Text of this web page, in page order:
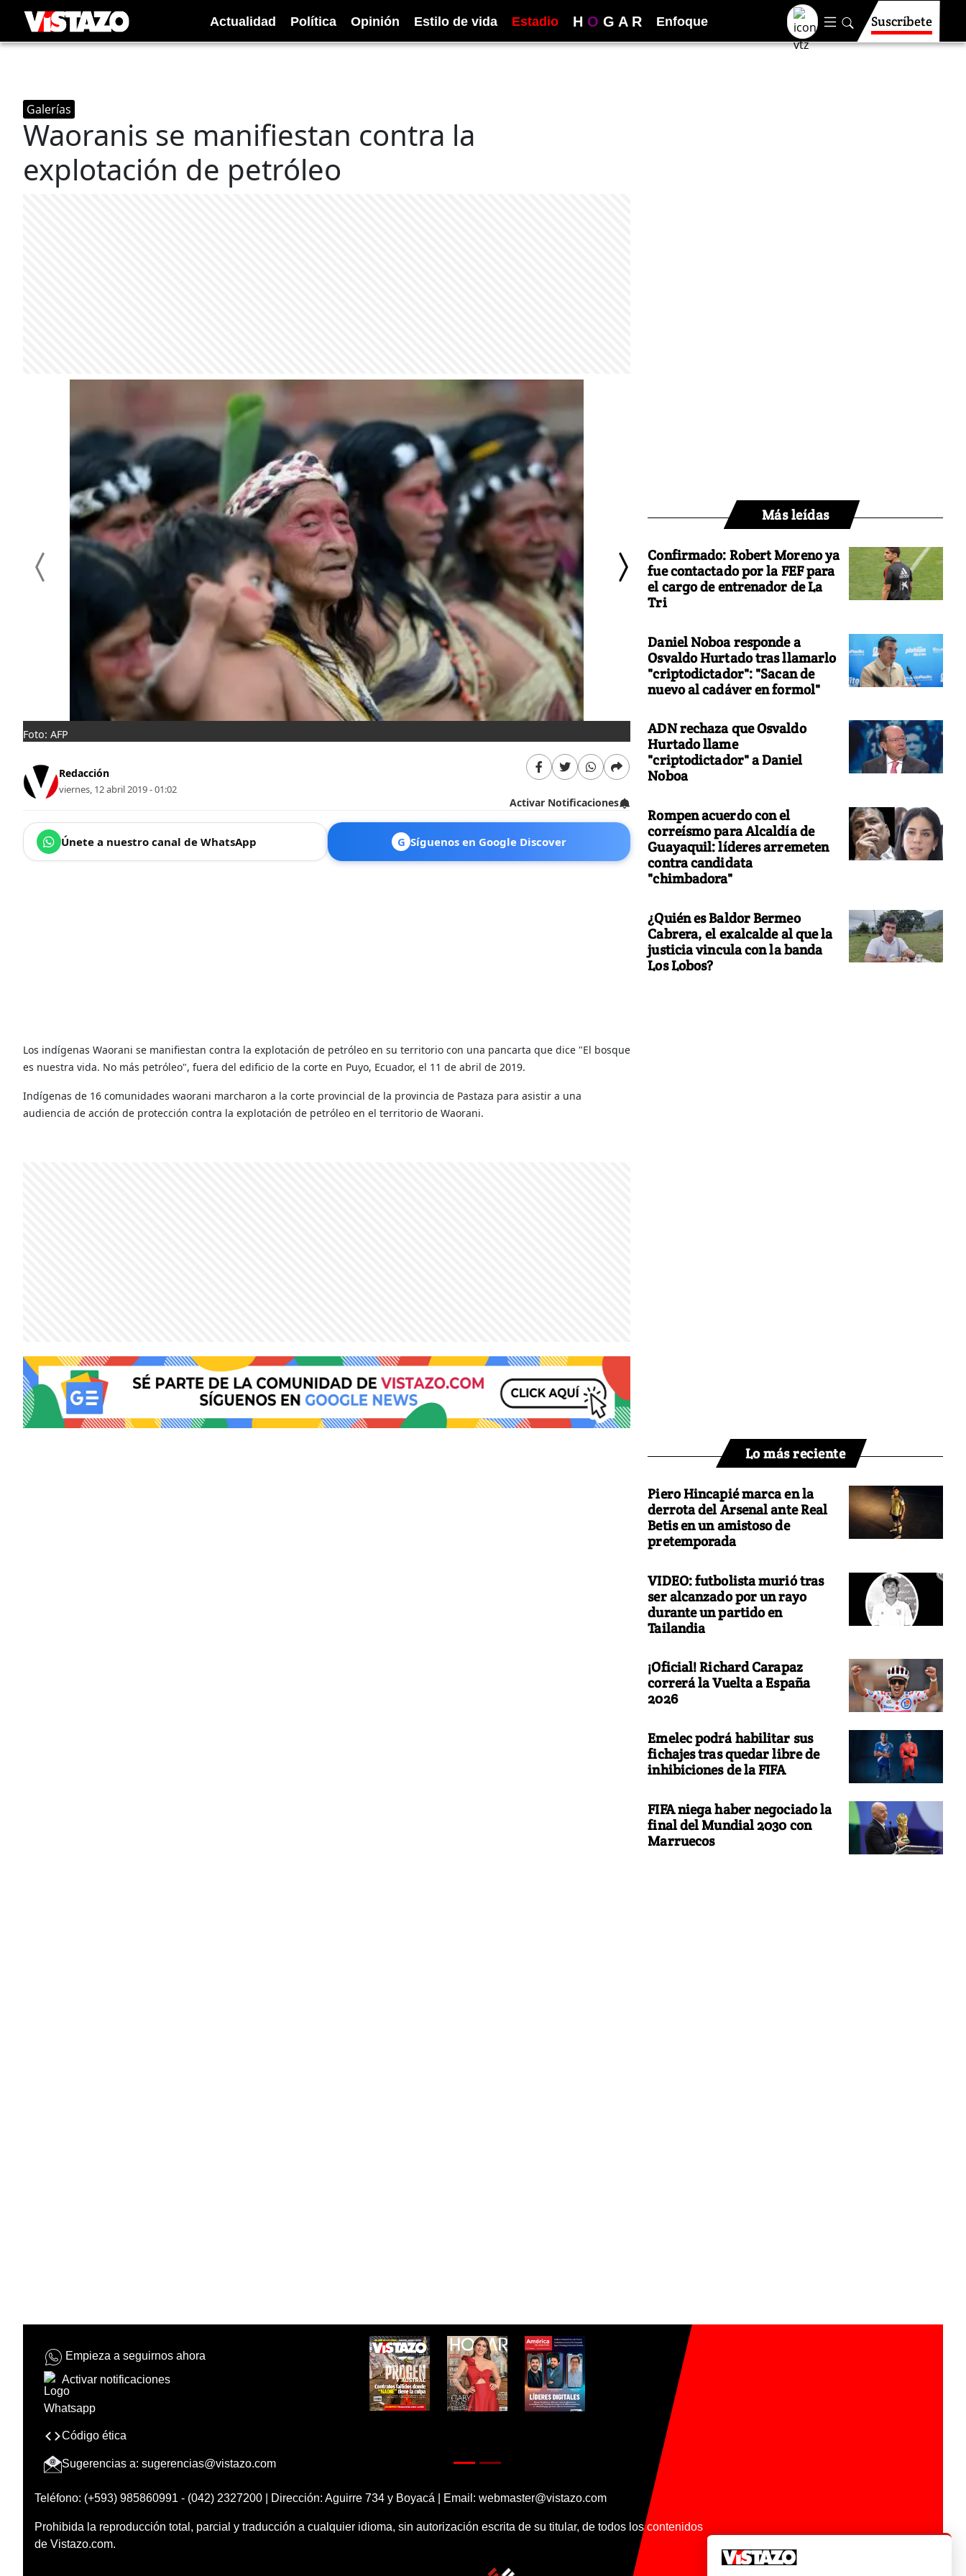
Actualidad Política Opinión Estilo de vida Estadio H O G A R Enfoque Suscríbete
Galerías
Waoranis se manifiestan contra la
explotación de petróleo
Foto: AFP Foto: AFP
Redacción
viernes, 12 abril 2019 - 01:02
Activar Notificaciones
Únete a nuestro canal de WhatsApp G Síguenos en Google Discover
Los indígenas Waorani se manifiestan contra la explotación de petróleo en su territorio con una pancarta que dice "El bosque
es nuestra vida. No más petróleo", fuera del edificio de la corte en Puyo, Ecuador, el 11 de abril de 2019.
Indígenas de 16 comunidades waorani marcharon a la corte provincial de la provincia de Pastaza para asistir a una
audiencia de acción de protección contra la explotación de petróleo en el territorio de Waorani.
Más leídas
Confirmado: Robert Moreno ya
fue contactado por la FEF para
el cargo de entrenador de La
Tri
Daniel Noboa responde a
Osvaldo Hurtado tras llamarlo
"criptodictador": "Sacan de
nuevo al cadáver en formol"
ADN rechaza que Osvaldo
Hurtado llame
"criptodictador" a Daniel
Noboa
Rompen acuerdo con el
correísmo para Alcaldía de
Guayaquil: líderes arremeten
contra candidata
"chimbadora"
¿Quién es Baldor Bermeo
Cabrera, el exalcalde al que la
justicia vincula con la banda
Los Lobos?
Lo más reciente
Piero Hincapié marca en la
derrota del Arsenal ante Real
Betis en un amistoso de
pretemporada
VIDEO: futbolista murió tras
ser alcanzado por un rayo
durante un partido en
Tailandia
¡Oficial! Richard Carapaz
correrá la Vuelta a España
2026
Emelec podrá habilitar sus
fichajes tras quedar libre de
inhibiciones de la FIFA
FIFA niega haber negociado la
final del Mundial 2030 con
Marruecos
Empieza a seguirnos ahora
Activar notificaciones
Código ética
Sugerencias a: sugerencias@vistazo.com
Teléfono: (+593) 985860991 - (042) 2327200 | Dirección: Aguirre 734 y Boyacá | Email: webmaster@vistazo.com
Prohibida la reproducción total, parcial y traducción a cualquier idioma, sin autorización escrita de su titular, de todos los contenidos
de Vistazo.com.